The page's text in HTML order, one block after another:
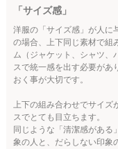
「サイズ感」
洋服の「サイズ感」が人に
の場合、上下同じ素材で組
ム（ジャケット、シャツ、
スで統一感を出す必要があ
おく事が大切です。
上下の組み合わせでサイズ
スでとても目立ちます。
同じような「清潔感がある
象の人と、だらしない印象